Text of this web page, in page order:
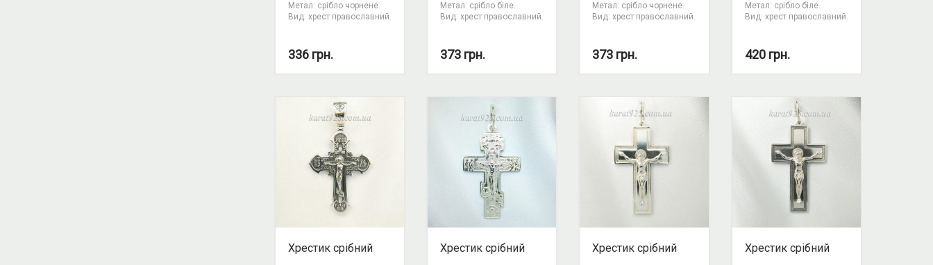
Метал: срібло чорнене.
Вид: хрест православний.
336 грн.
Метал: срібло біле.
Вид: хрест православний.
373 грн.
Метал: срібло чорнене.
Вид: хрест православний.
373 грн.
Метал: срібло біле.
Вид: хрест православний.
420 грн.
Хрестик срібний Хрестик срібний Хрестик срібний Хрестик срібний